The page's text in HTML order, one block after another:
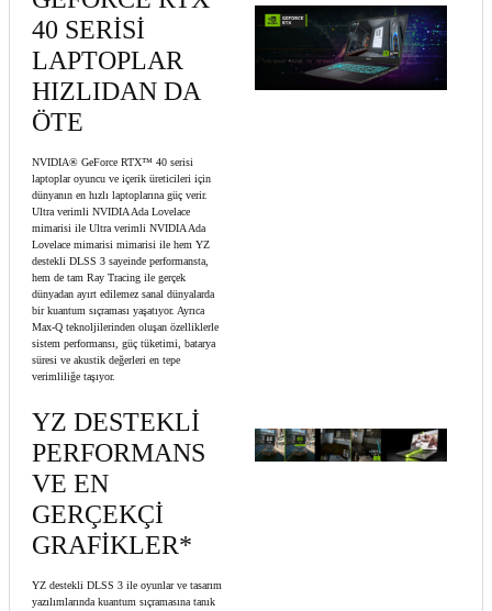
40 SERİSİ
LAPTOPLAR
HIZLIDAN DA
ÖTE
NVIDIA® GeForce RTX™ 40 serisi
laptoplar oyuncu ve içerik üreticileri için
dünyanın en hızlı laptoplarına güç verir.
Ultra verimli NVIDIA Ada Lovelace
mimarisi ile Ultra verimli NVIDIA Ada
Lovelace mimarisi mimarisi ile hem YZ
destekli DLSS 3 sayeinde performansta,
hem de tam Ray Tracing ile gerçek
dünyadan ayırt edilemez sanal dünyalarda
bir kuantum sıçraması yaşatıyor. Ayrıca
Max-Q teknoljilerinden oluşan özelliklerle
sistem performansı, güç tüketimi, batarya
süresi ve akustik değerleri en tepe
verimliliğe taşıyor.
YZ DESTEKLİ
PERFORMANS
VE EN
GERÇEKÇİ
GRAFİKLER*
YZ destekli DLSS 3 ile oyunlar ve tasarım
yazılımlarında kuantum sıçramasına tanık